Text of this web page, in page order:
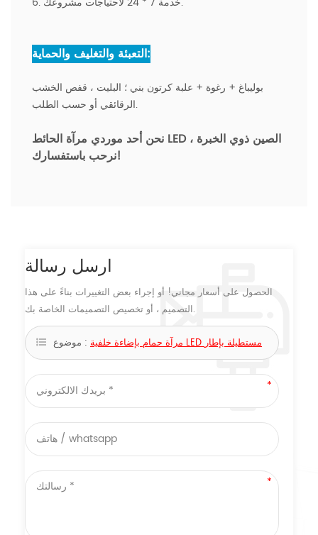
التعبئة والتغليف والحماية:
بوليباغ + رغوة + علبة كرتون بني ؛ البليت ، قفص الخشب
الرقائقي أو حسب الطلب.
نحن أحد موردي مرآة الحائط LED الصين ذوي الخبرة ،
نرحب باستفسارك!
ارسل رسالة
الحصول على أسعار مجاني! أو إجراء بعض التغييرات بناءً على هذا
التصميم ، أو تخصيص التصميمات الخاصة بك.
موضوع : مرآة حمام بإضاءة خلفية LED مستطيلة بإطار